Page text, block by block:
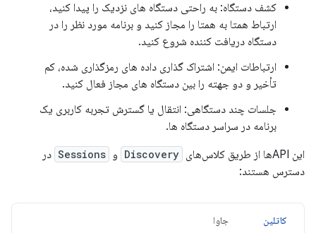
کشف دستگاه: به راحتی دستگاه های نزدیک را پیدا کنید،
ارتباط همتا به همتا را مجاز کنید و برنامه مورد نظر را در
دستگاه دریافت کننده شروع کنید.
ارتباطات ایمن: اشتراک گذاری داده های رمزگذاری شده، کم
تأخیر و دو جهته را بین دستگاه های مجاز فعال کنید.
جلسات چند دستگاهی: انتقال یا گسترش تجربه کاربری یک
برنامه در سراسر دستگاه ها.
این APIها از طریق کلاس‌های
Discovery و Sessions در
دسترس هستند:
کاتلین جاوا